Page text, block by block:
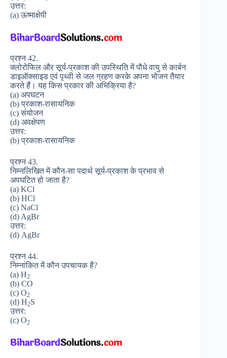
उत्तर:
(a) ऊष्माक्षेपी
प्रश्न 42.
क्लोरोफिल और सूर्य-प्रकाश की उपस्थिति में पौधे वायु से कार्बन
डाइऑक्साइड एवं पृथ्वी से जल ग्रहण करके अपना भोजन तैयार
करते हैं। यह किस प्रकार की अभिक्रिया है?
(a) अपघटन
(b) प्रकाश-रासायनिक
(c) संयोजन
(d) अवक्षेपण
उत्तर:
(b) प्रकाश-रासायनिक
प्रश्न 43.
निम्नलिखित में कौन-सा पदार्थ सूर्य-प्रकाश के प्रभाव से
अपघटित हो जाता है?
(a) KCl
(b) HCl
(c) NaCl
(d) AgBr
उत्तर:
(d) AgBr
प्रश्न 44.
निम्नांकित में कौन उपचायक है?
(a) H2
(b) CO
(c) O2
(d) H2S
उत्तर:
(c) O2